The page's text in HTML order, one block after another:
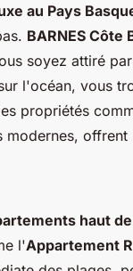
au Pays
BARNES Côte
soyez attiré
l'océan, vous
propriétés
modernes,
haut
l'Appartement